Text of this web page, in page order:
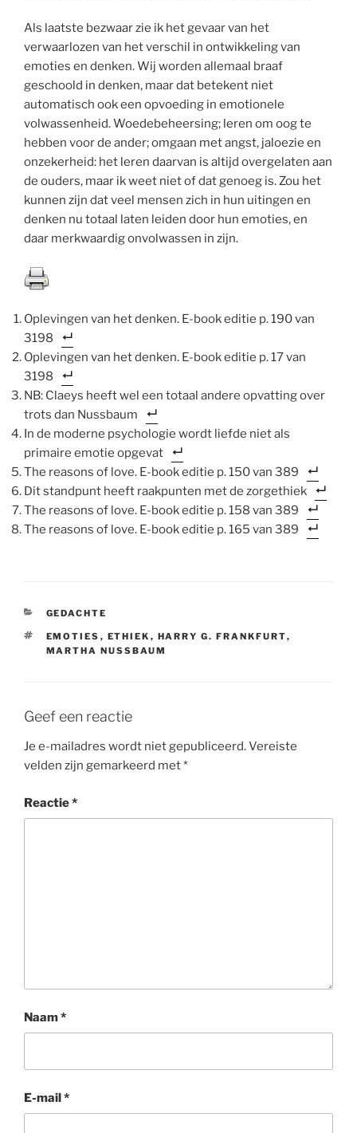
Als laatste bezwaar zie ik het gevaar van het
verwaarlozen van het verschil in ontwikkeling van
emoties en denken. Wij worden allemaal braaf
geschoold in denken, maar dat betekent niet
automatisch ook een opvoeding in emotionele
volwassenheid. Woedebeheersing; leren om oog te
hebben voor de ander; omgaan met angst, jaloezie en
onzekerheid: het leren daarvan is altijd overgelaten aan
de ouders, maar ik weet niet of dat genoeg is. Zou het
kunnen zijn dat veel mensen zich in hun uitingen en
denken nu totaal laten leiden door hun emoties, en
daar merkwaardig onvolwassen in zijn.
Oplevingen van het denken. E-book editie p. 190 van
3198
Oplevingen van het denken. E-book editie p. 17 van
3198
NB: Claeys heeft wel een totaal andere opvatting over
trots dan Nussbaum
In de moderne psychologie wordt liefde niet als
primaire emotie opgevat
The reasons of love. E-book editie p. 150 van 389
Dit standpunt heeft raakpunten met de zorgethiek
The reasons of love. E-book editie p. 158 van 389
The reasons of love. E-book editie p. 165 van 389
CATEGORIEËN
GEDACHTE
TAGS
EMOTIES , ETHIEK , HARRY G. FRANKFURT,
MARTHA NUSSBAUM
Geef een reactie
Je e-mailadres wordt niet gepubliceerd.Vereiste
velden zijn gemarkeerd met*
Reactie*
Naam*
E-mail*